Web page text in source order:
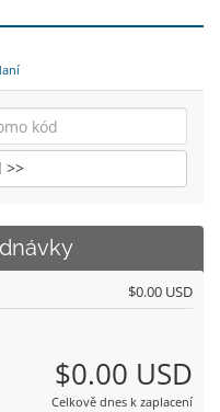
>>
$0.00 USD
$0.00 USD
Celkově dnes k zaplacení